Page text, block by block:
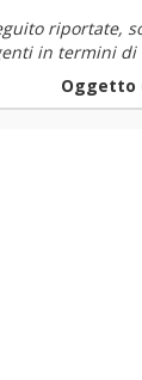
riportate,
in termini di
Oggetto